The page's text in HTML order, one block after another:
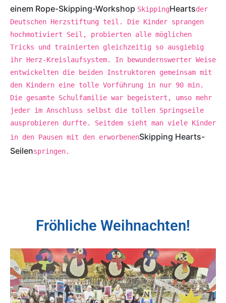
einem Rope-Skipping-Workshop SkippingHeartsder
Deutschen Herzstiftung teil. Die Kinder sprangen
hochmotiviert Seil, probierten alle möglichen
Tricks und trainierten gleichzeitig so ausgiebig
ihr Herz-Kreislaufsystem. In bewundernswerter Weise
entwickelten die beiden Instruktoren gemeinsam mit
den Kindern eine tolle Vorführung in nur 90 min.
Die gesamte Schulfamilie war begeistert, umso mehr
jeder im Anschluss selbst die tollen Springseile
ausprobieren durfte. Seitdem sieht man viele Kinder
in den Pausen mit den erworbenenSkipping Hearts-
Seilenspringen.
Fröhliche Weihnachten!